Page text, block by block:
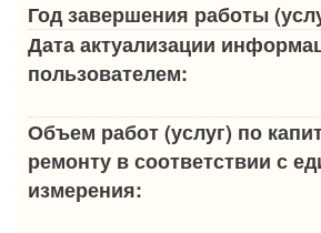
Год завершения работы
Дата актуализации
пользователем:
Объем работ (услуг) по
ремонту в соответствии с
измерения: